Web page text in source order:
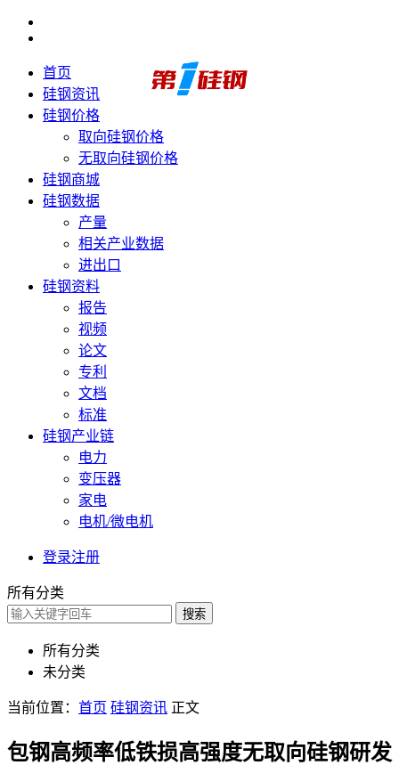
首页
硅钢资讯
硅钢价格
取向硅钢价格
无取向硅钢价格
硅钢商城
硅钢数据
产量
相关产业数据
进出口
硅钢资料
报告
视频
论文
专利
文档
标准
硅钢产业链
电力
变压器
家电
电机/微电机
登录注册
所有分类
搜索
所有分类
未分类
当前位置： 首页 硅钢资讯 正文
包钢高频率低铁损高强度无取向硅钢研发